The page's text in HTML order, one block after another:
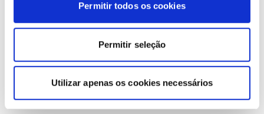
Permitir todos os cookies
Permitir seleção
Utilizar apenas os cookies necessários